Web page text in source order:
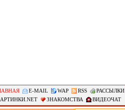
E-MAIL WAP RSS РАССЫЛКИ
ЗНАКОМСТВА ВИДЕОЧАТ